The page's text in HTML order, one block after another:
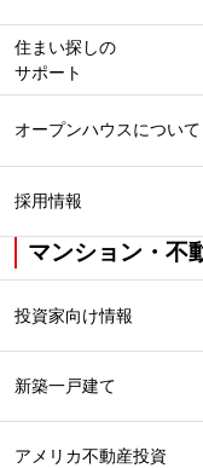
住まい探しの
サポート
オープンハウスについて
採用情報
マンション・不
投資家向け情報
新築一戸建て
アメリカ不動産投資